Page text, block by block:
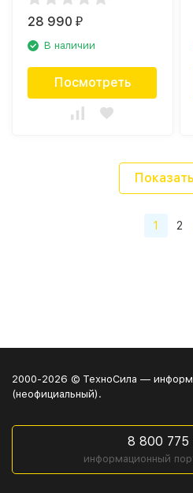
28 990₽
В наличии
Посмотреть
1 2
2000-2026 © ТехноСила —
(неофициальный).
8 800 775
информационный